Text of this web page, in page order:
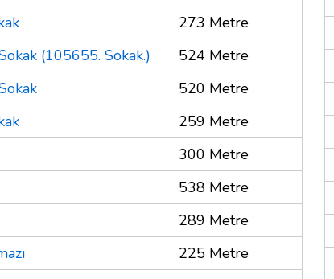
273 Metre
(105655. Sokak.)
524 Metre
520 Metre
259 Metre
300 Metre
538 Metre
289 Metre
225 Metre